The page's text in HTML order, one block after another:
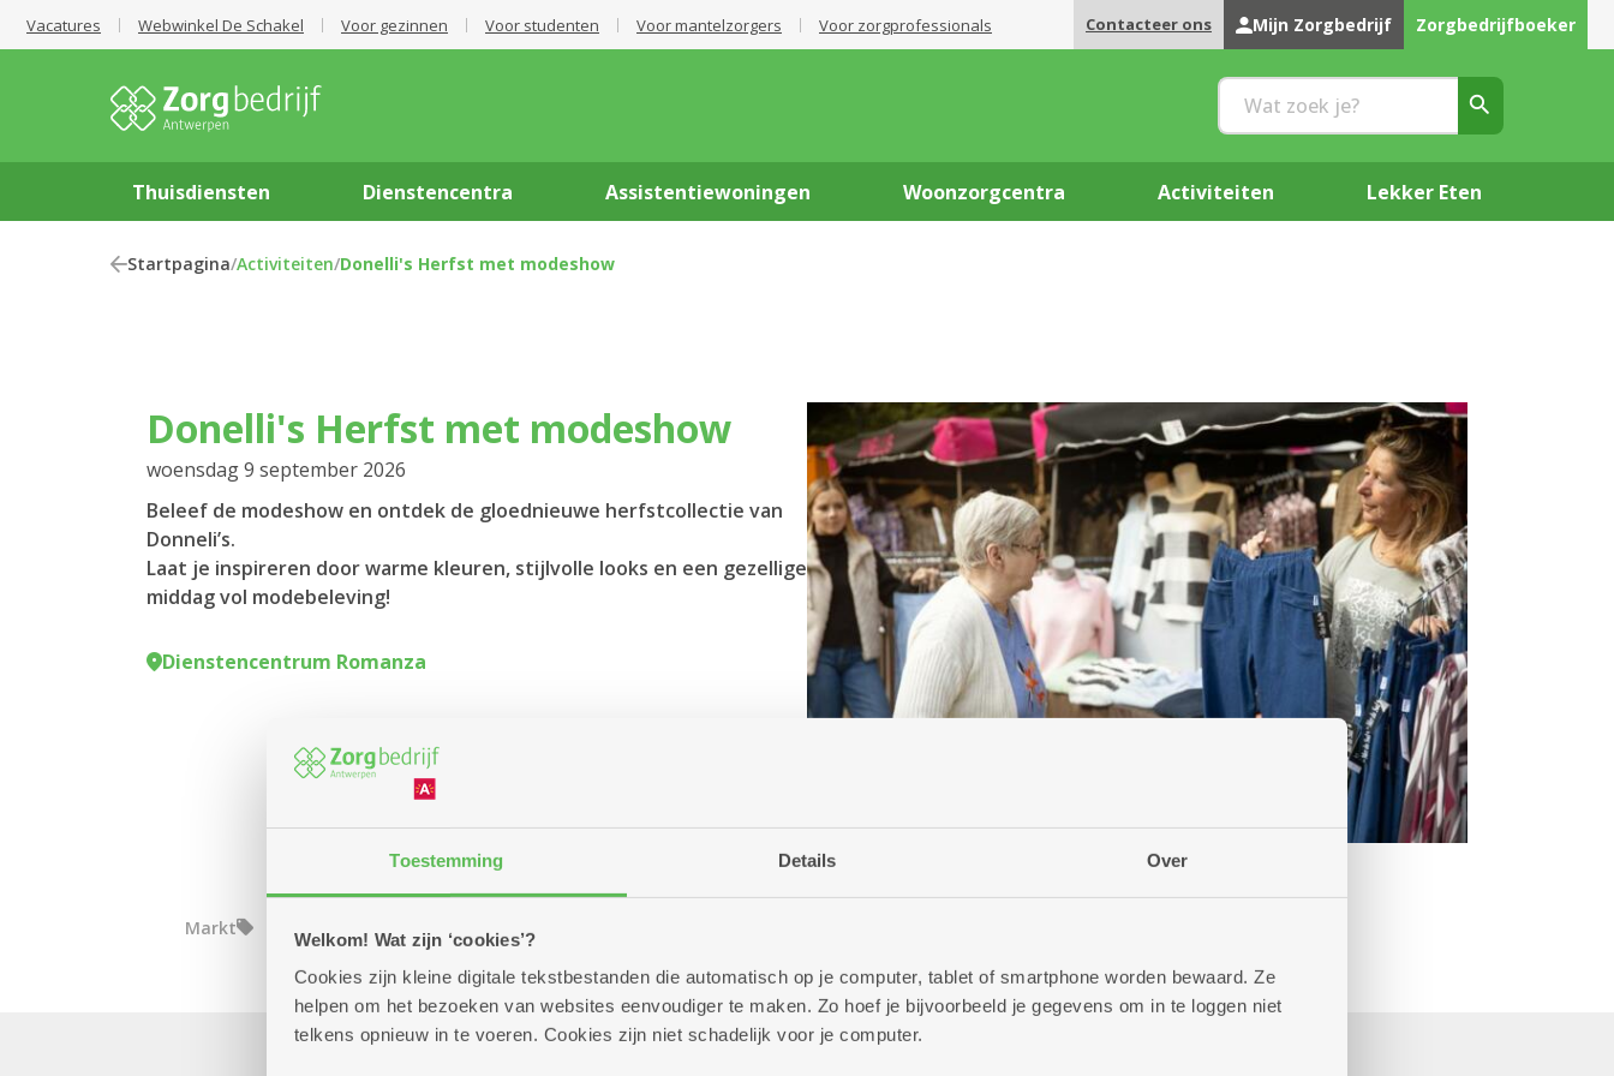
Toestemming Details Over
Welkom! Wat zijn ‘cookies’?
Cookies zijn kleine digitale tekstbestanden die automatisch op je computer, tablet of smartphone worden bewaard. Ze
helpen om het bezoeken van websites eenvoudiger te maken. Zo hoef je bijvoorbeeld je gegevens om in te loggen niet
telkens opnieuw in te voeren. Cookies zijn niet schadelijk voor je computer.
Vacatures Webwinkel De Schakel Voor gezinnen Voor studenten Voor mantelzorgers Voor zorgprofessionals Contacteer ons Mijn Zorgbedrijf Zorgbedrijfboeker
Thuisdiensten Dienstencentra Assistentiewoningen Woonzorgcentra Activiteiten Lekker Eten
Startpagina/Activiteiten/Donelli's Herfst met modeshow
Donelli's Herfst met modeshow
woensdag 9 september 2026
Beleef de modeshow en ontdek de gloednieuwe herfstcollectie van
Donneli’s.
Laat je inspireren door warme kleuren, stijlvolle looks en een gezellige
middag vol modebeleving!
Dienstencentrum Romanza
Markt